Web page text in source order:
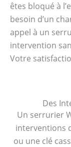
êtes bloqué à
besoin d’un
appel à un
intervention
Votre
Des
Un serrurier
interventions
ou une clé